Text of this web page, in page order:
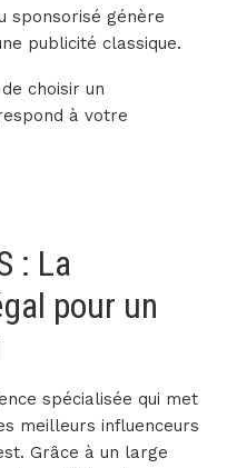
sponsorisé génère
publicité classique.
choisir un
à votre
: La
pour un
spécialisée qui met
meilleurs influenceurs
Grâce à un large